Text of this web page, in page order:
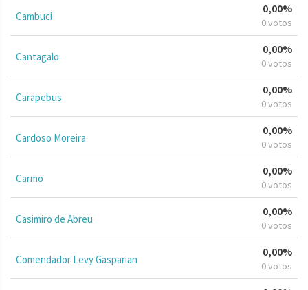
Cambuci
0,00%
0 votos
Cantagalo
0,00%
0 votos
Carapebus
0,00%
0 votos
Cardoso Moreira
0,00%
0 votos
Carmo
0,00%
0 votos
Casimiro de Abreu
0,00%
0 votos
Comendador Levy Gasparian
0,00%
0 votos